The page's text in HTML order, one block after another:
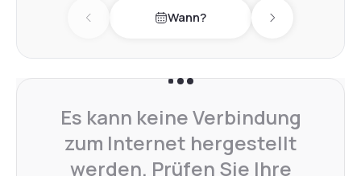
Previous day Wann? Next day
Es kann keine Verbindung
zum Internet hergestellt
werden. Prüfen Sie Ihre